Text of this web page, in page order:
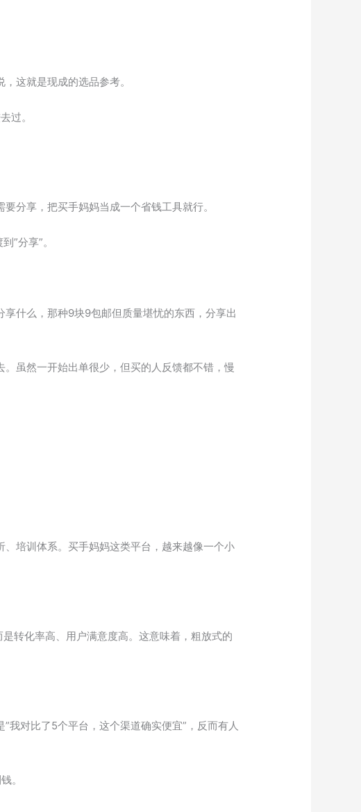
这就是现成的选品参考。
过。
分享，把买手妈妈当成一个省钱工具就行。
”分享”。
什么，那种9块9包邮但质量堪忧的东西，分享出
虽然一开始出单很少，但买的人反馈都不错，慢
培训体系。买手妈妈这类平台，越来越像一个小
转化率高、用户满意度高。这意味着，粗放式的
我对比了5个平台，这个渠道确实便宜”，反而有人
。